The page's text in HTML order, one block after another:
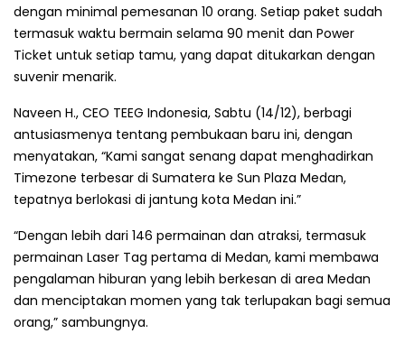
dengan minimal pemesanan 10 orang. Setiap paket sudah
termasuk waktu bermain selama 90 menit dan Power
Ticket untuk setiap tamu, yang dapat ditukarkan dengan
suvenir menarik.
Naveen H., CEO TEEG Indonesia, Sabtu (14/12), berbagi
antusiasmenya tentang pembukaan baru ini, dengan
menyatakan, “Kami sangat senang dapat menghadirkan
Timezone terbesar di Sumatera ke Sun Plaza Medan,
tepatnya berlokasi di jantung kota Medan ini.”
“Dengan lebih dari 146 permainan dan atraksi, termasuk
permainan Laser Tag pertama di Medan, kami membawa
pengalaman hiburan yang lebih berkesan di area Medan
dan menciptakan momen yang tak terlupakan bagi semua
orang,” sambungnya.